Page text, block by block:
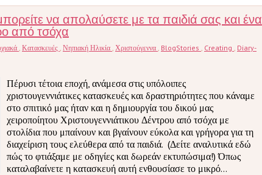
να απολαύσετε με τα παιδιά σας και ένα
από τσόχα
, Κατασκευές , Νηπιακή Ηλικία , Χριστούγεννα , BlogStories , Creating , Diary-
Πέρυσι τέτοια εποχή, ανάμεσα στις υπόλοιπες
χριστουγεννιάτικες κατασκευές και δραστηριότητες που κάναμε
στο σπιτικό μας ήταν και η δημιουργία του δικού μας
χειροποίητου Χριστουγεννιάτικου Δέντρου από τσόχα με
στολίδια που μπαίνουν και βγαίνουν εύκολα και γρήγορα για τη
διαχείριση τους ελεύθερα από τα παιδιά. (Δείτε αναλυτικά εδώ
πώς το φτιάξαμε με οδηγίες και δωρεάν εκτυπώσιμα!) Όπως
καταλαβαίνετε η κατασκευή αυτή ενθουσίασε το μικρό...